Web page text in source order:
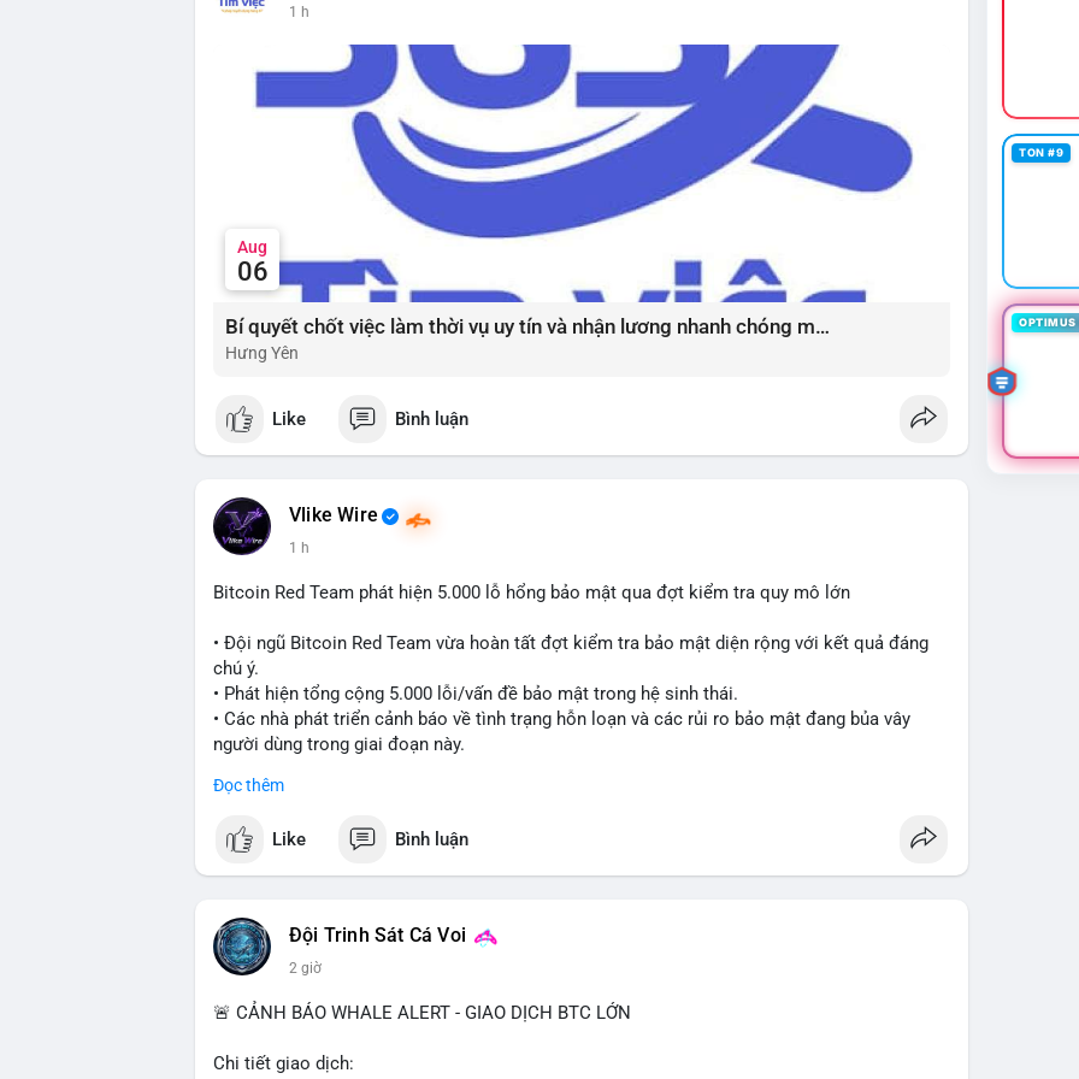
Đánh giá & Khuyến nghị giao dịch: Thị trường đang ở vùng tích lũy với thanh khoản dồi dào
nhưng tâm lý yếu. Nhà đầu tư nên thận trọng, tránh sử dụng đòn bẩy quá cao trong giai
đoạn này. Chiến lược DCA (trung bình giá) cho các đồng coin chủ chốt như BTC và ETH có
thể được xem xét khi thị trường đang ở vùng Extreme Fear. Cần theo dõi sát diễn biến TVL
và dòng tiền Stablecoin để xác nhận nhịp đảo chiều.
#tvldefi #fundingratebtc #stablecoinusdt #ethereuml2
📰 Nguồn: Cointelegraph
1 h
Aug
06
Bí quyết chốt việc làm thời vụ uy tín và nhận lương nhanh chóng mỗi ngày ?
Hưng Yên
Like Bình luận
Vlike Wire
1 h
Bitcoin Red Team phát hiện 5.000 lỗ hổng bảo mật qua đợt kiểm tra quy mô lớn
• Đội ngũ Bitcoin Red Team vừa hoàn tất đợt kiểm tra bảo mật diện rộng với kết quả đáng
chú ý.
• Phát hiện tổng cộng 5.000 lỗi/vấn đề bảo mật trong hệ sinh thái.
• Các nhà phát triển cảnh báo về tình trạng hỗn loạn và các rủi ro bảo mật đang bủa vây
người dùng trong giai đoạn này.
#bitcoin
$btc
📰 Nguồn: Cointelegraph
Đọc thêm
Like Bình luận
Đội Trinh Sát Cá Voi
2 giờ
🚨 CẢNH BÁO WHALE ALERT - GIAO DỊCH BTC LỚN
Chi tiết giao dịch:
TON #9
OPTIMUS